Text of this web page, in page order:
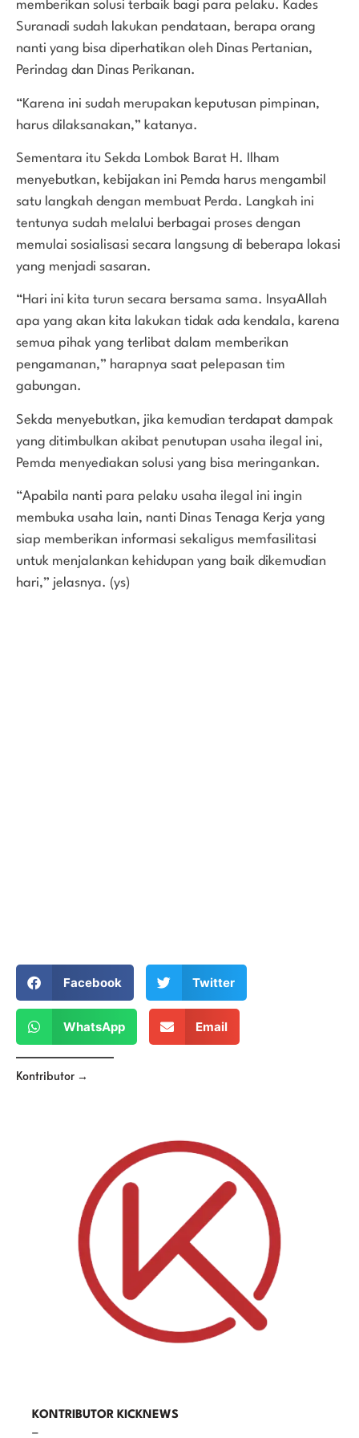
memberikan solusi terbaik bagi para pelaku. Kades
Suranadi sudah lakukan pendataan, berapa orang
nanti yang bisa diperhatikan oleh Dinas Pertanian,
Perindag dan Dinas Perikanan.
“Karena ini sudah merupakan keputusan pimpinan,
harus dilaksanakan,” katanya.
Sementara itu Sekda Lombok Barat H. Ilham
menyebutkan, kebijakan ini Pemda harus mengambil
satu langkah dengan membuat Perda. Langkah ini
tentunya sudah melalui berbagai proses dengan
memulai sosialisasi secara langsung di beberapa lokasi
yang menjadi sasaran.
“Hari ini kita turun secara bersama sama. InsyaAllah
apa yang akan kita lakukan tidak ada kendala, karena
semua pihak yang terlibat dalam memberikan
pengamanan,” harapnya saat pelepasan tim
gabungan.
Sekda menyebutkan, jika kemudian terdapat dampak
yang ditimbulkan akibat penutupan usaha ilegal ini,
Pemda menyediakan solusi yang bisa meringankan.
“Apabila nanti para pelaku usaha ilegal ini ingin
membuka usaha lain, nanti Dinas Tenaga Kerja yang
siap memberikan informasi sekaligus memfasilitasi
untuk menjalankan kehidupan yang baik dikemudian
hari,” jelasnya. (ys)
Facebook Twitter
WhatsApp Email
Kontributor →
KONTRIBUTOR KICKNEWS
–